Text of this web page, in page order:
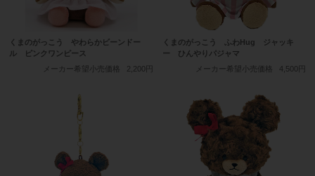
くまのがっこう やわらかビーンドー
ル ピンクワンピース
メーカー希望小売価格
2,200円
くまのがっこう ふわHug ジャッキ
ー ひんやりパジャマ
メーカー希望小売価格
4,500円